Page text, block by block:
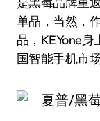
单品，当然，
品，KEYone
国智能手机市